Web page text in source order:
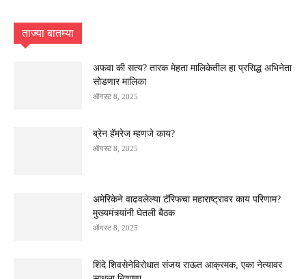
ताज्या बातम्या
अफवा की सत्य? तारक मेहता मालिकेतील हा प्रसिद्ध अभिनेता
सोडणार मालिका
ऑगस्ट 8, 2025
ब्रेन हॅमरेज म्हणजे काय?
ऑगस्ट 8, 2025
अमेरिकेने वाढवलेल्या टॅरिफचा महाराष्ट्रावर काय परिणाम?
मुख्यमंत्र्यांनी घेतली बैठक
ऑगस्ट 8, 2025
शिंदे शिवसेनेविरोधात संजय राऊत आक्रमक, एका नेत्यावर